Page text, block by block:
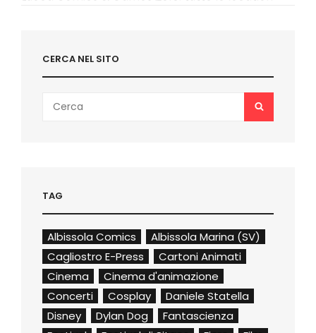
CERCA NEL SITO
for:
SEARCH
TAG
Albissola Comics
Albissola Marina (SV)
Cagliostro E-Press
Cartoni Animati
Cinema
Cinema d'animazione
Concerti
Cosplay
Daniele Statella
Disney
Dylan Dog
Fantascienza